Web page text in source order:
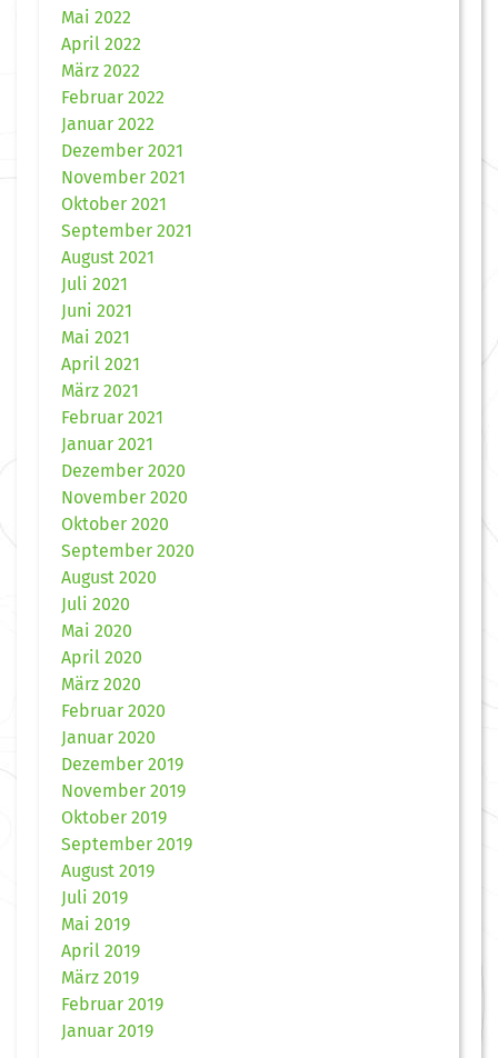
Mai 2022
April 2022
März 2022
Februar 2022
Januar 2022
Dezember 2021
November 2021
Oktober 2021
September 2021
August 2021
Juli 2021
Juni 2021
Mai 2021
April 2021
März 2021
Februar 2021
Januar 2021
Dezember 2020
November 2020
Oktober 2020
September 2020
August 2020
Juli 2020
Mai 2020
April 2020
März 2020
Februar 2020
Januar 2020
Dezember 2019
November 2019
Oktober 2019
September 2019
August 2019
Juli 2019
Mai 2019
April 2019
März 2019
Februar 2019
Januar 2019